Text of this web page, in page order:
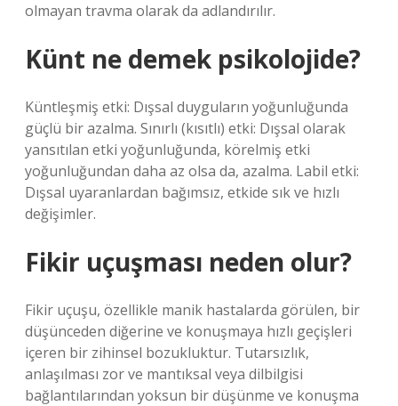
olmayan travma olarak da adlandırılır.
Künt ne demek psikolojide?
Küntleşmiş etki: Dışsal duyguların yoğunluğunda
güçlü bir azalma. Sınırlı (kısıtlı) etki: Dışsal olarak
yansıtılan etki yoğunluğunda, körelmiş etki
yoğunluğundan daha az olsa da, azalma. Labil etki:
Dışsal uyaranlardan bağımsız, etkide sık ve hızlı
değişimler.
Fikir uçuşması neden olur?
Fikir uçuşu, özellikle manik hastalarda görülen, bir
düşünceden diğerine ve konuşmaya hızlı geçişleri
içeren bir zihinsel bozukluktur. Tutarsızlık,
anlaşılması zor ve mantıksal veya dilbilgisi
bağlantılarından yoksun bir düşünme ve konuşma